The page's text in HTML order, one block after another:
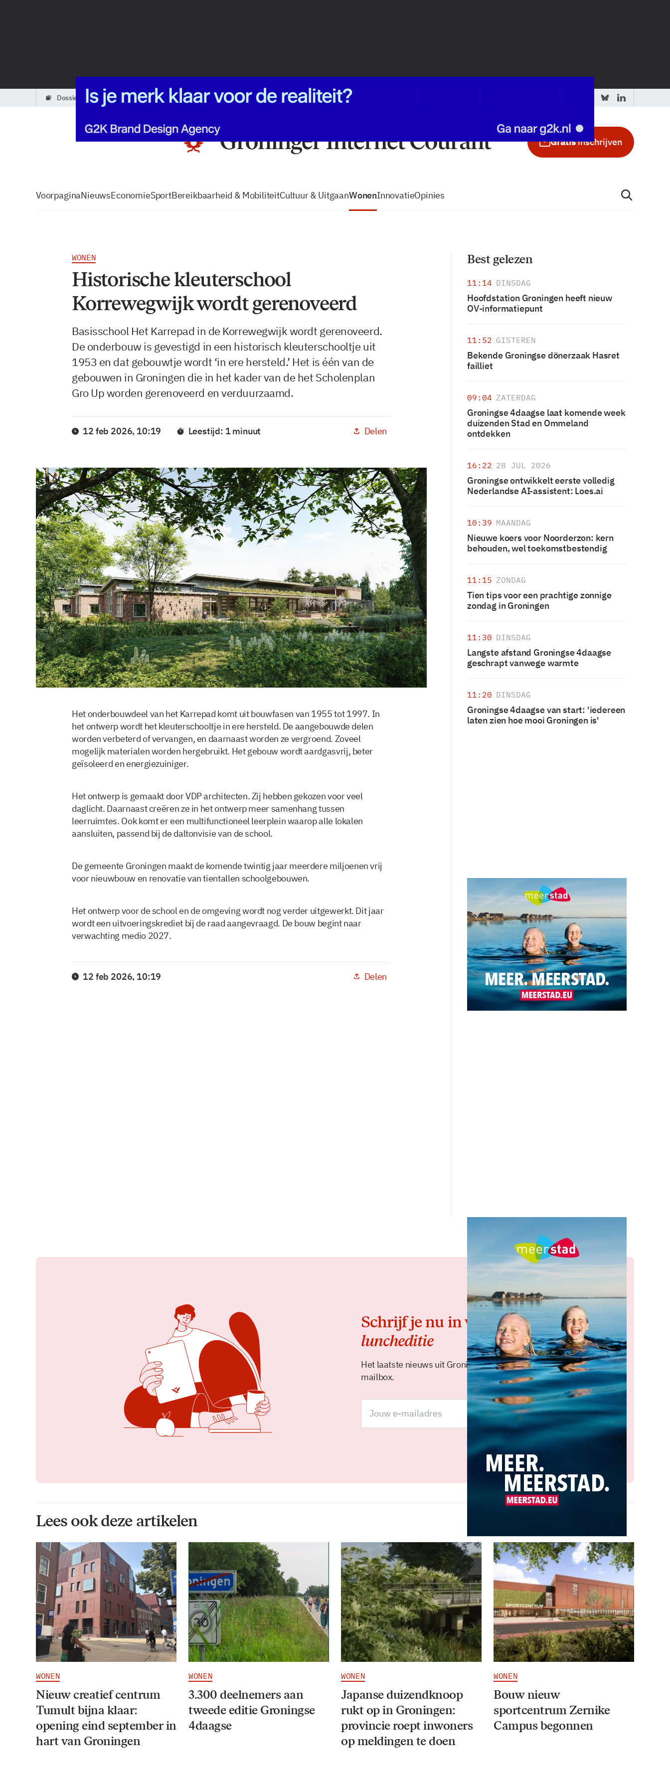
dossiers partners podcasts vacatures zo volg je de GIC
Gratisinschrijven
VoorpaginaNieuwsEconomieSportBereikbaarheid & MobiliteitCultuur & UitgaanWonenInnovatieOpinies
WONEN
Historische kleuterschool
Korrewegwijk wordt gerenoveerd
Basisschool Het Karrepad in de Korrewegwijk wordt gerenoveerd.
De onderbouw is gevestigd in een historisch kleuterschooltje uit
1953 en dat gebouwtje wordt ‘in ere hersteld.’ Het is één van de
gebouwen in Groningen die in het kader van de het Scholenplan
Gro Up worden gerenoveerd en verduurzaamd.
12 feb 2026, 10:19 Leestijd: 1 minuut Delen
Het onderbouwdeel van het Karrepad komt uit bouwfasen van 1955 tot 1997. In
het ontwerp wordt het kleuterschooltje in ere hersteld. De aangebouwde delen
worden verbeterd of vervangen, en daarnaast worden ze vergroend. Zoveel
mogelijk materialen worden hergebruikt. Het gebouw wordt aardgasvrij, beter
geïsoleerd en energiezuiniger.
Het ontwerp is gemaakt door VDP architecten. Zij hebben gekozen voor veel
daglicht. Daarnaast creëren ze in het ontwerp meer samenhang tussen
leerruimtes. Ook komt er een multifunctioneel leerplein waarop alle lokalen
aansluiten, passend bij de daltonvisie van de school.
De gemeente Groningen maakt de komende twintig jaar meerdere miljoenen vrij
voor nieuwbouw en renovatie van tientallen schoolgebouwen.
Het ontwerp voor de school en de omgeving wordt nog verder uitgewerkt. Dit jaar
wordt een uitvoeringskrediet bij de raad aangevraagd. De bouw begint naar
verwachting medio 2027.
12 feb 2026, 10:19 Delen
Best gelezen
11:14 DINSDAG
Hoofdstation Groningen heeft nieuw
OV-informatiepunt
11:52 GISTEREN
Bekende Groningse dönerzaak Hasret
failliet
09:04 ZATERDAG
Groningse 4daagse laat komende week
duizenden Stad en Ommeland
ontdekken
16:22 28 JUL 2026
Groningse ontwikkelt eerste volledig
Nederlandse AI-assistent: Loes.ai
10:39 MAANDAG
Nieuwe koers voor Noorderzon: kern
behouden, wel toekomstbestendig
11:15 ZONDAG
Tien tips voor een prachtige zonnige
zondag in Groningen
11:30 DINSDAG
Langste afstand Groningse 4daagse
geschrapt vanwege warmte
11:20 DINSDAG
Groningse 4daagse van start: 'iedereen
laten zien hoe mooi Groningen is'
Schrijf je nu in voor de
luncheditie
Het laatste nieuws uit Groningen elke middag in je
mailbox.
Meld je aan
Lees ook deze artikelen
WONEN
Nieuw creatief centrum
Tumult bijna klaar:
opening eind september in
hart van Groningen
WONEN
3.300 deelnemers aan
tweede editie Groningse
4daagse
WONEN
Japanse duizendknoop
rukt op in Groningen:
provincie roept inwoners
op meldingen te doen
WONEN
Bouw nieuw
sportcentrum Zernike
Campus begonnen